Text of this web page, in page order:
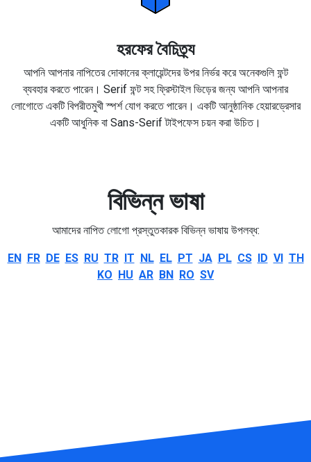
হরফের বৈচিত্র্য
আপনি আপনার নাপিতের দোকানের ক্লায়েন্টদের উপর নির্ভর করে অনেকগুলি ফন্ট
ব্যবহার করতে পারেন। Serif ফন্ট সহ ফ্রিস্টাইল ভিড়ের জন্য আপনি আপনার
লোগোতে একটি বিপরীতমুখী স্পর্শ যোগ করতে পারেন। একটি আনুষ্ঠানিক হেয়ারড্রেসার
একটি আধুনিক বা Sans-Serif টাইপফেস চয়ন করা উচিত।
বিভিন্ন ভাষা
আমাদের নাপিত লোগো প্রস্তুতকারক বিভিন্ন ভাষায় উপলব্ধ:
EN FR DE ES RU TR IT NL EL PT JA PL CS ID VI TH
KO HU AR BN RO SV